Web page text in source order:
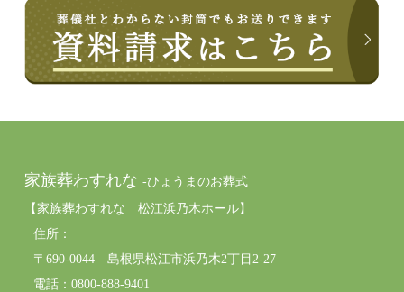
家族葬わすれな -ひょうまのお葬式
【家族葬わすれな 松江浜乃木ホール】
住所：
〒690-0044 島根県松江市浜乃木2丁目2-27
電話：0800-888-9401